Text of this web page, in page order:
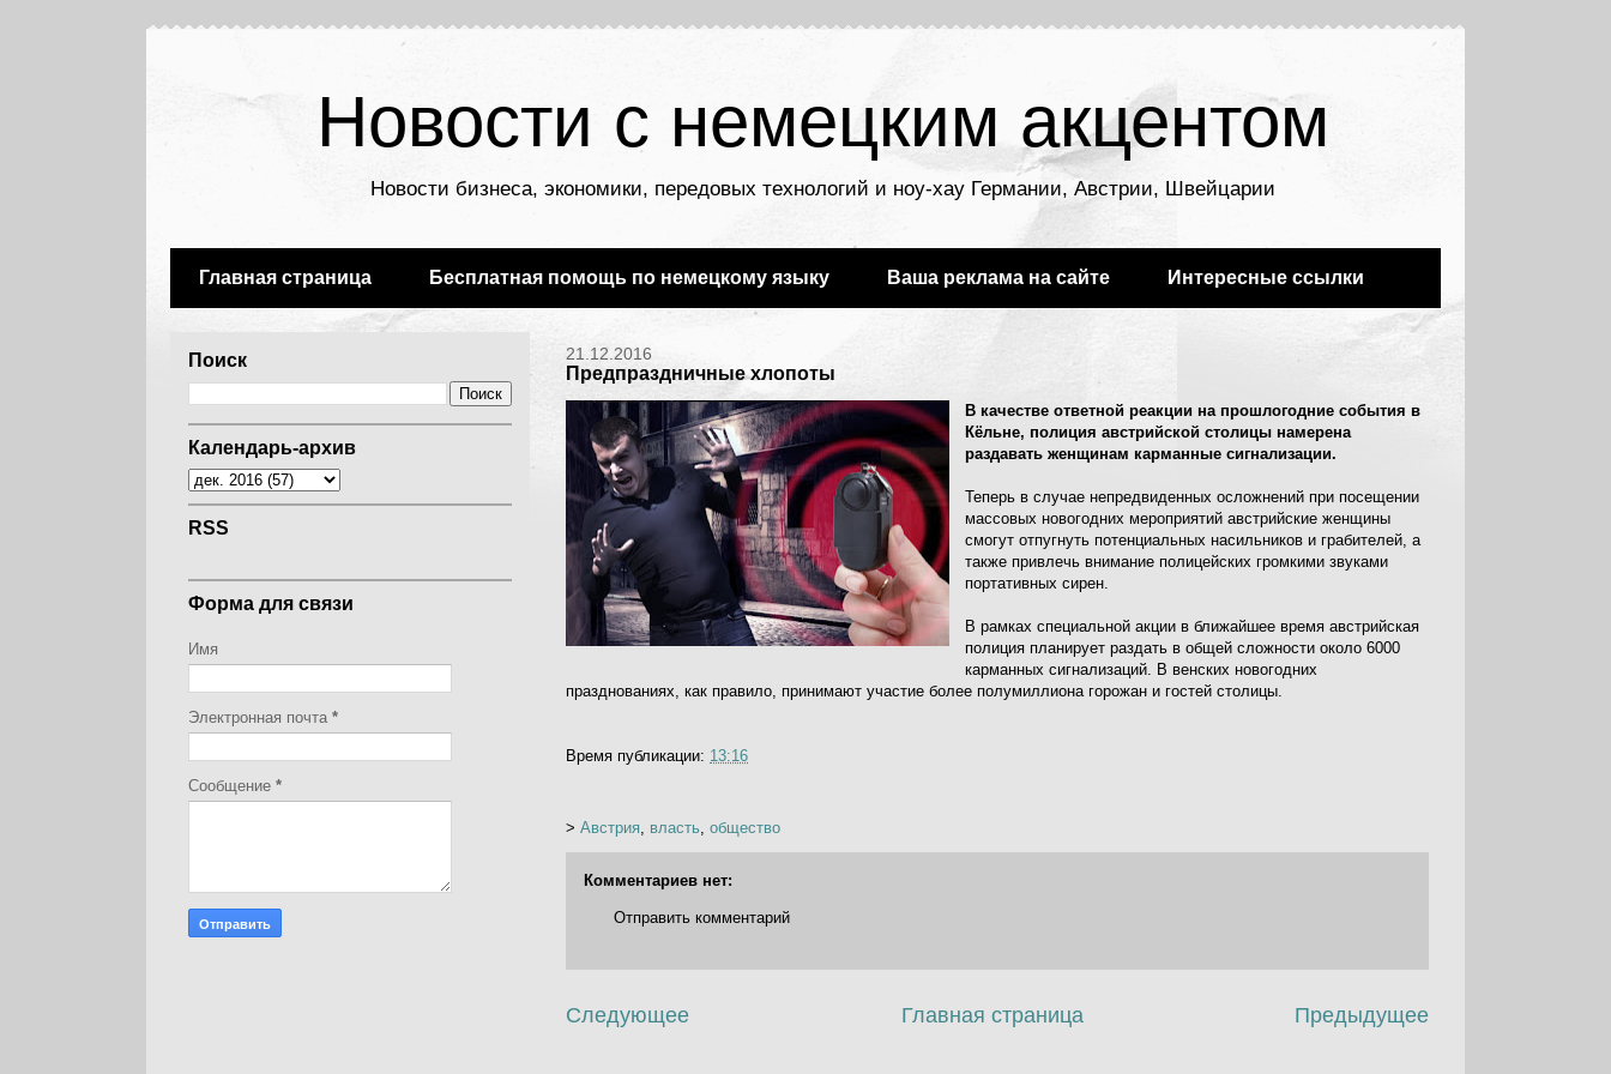
Новости с немецким акцентом
Новости бизнеса, экономики, передовых технологий и ноу-хау Германии, Австрии, Швейцарии
Главная страница Бесплатная помощь по немецкому языку Ваша реклама на сайте Интересные ссылки
21.12.2016
Предпраздничные хлопоты
В качестве ответной реакции на прошлогодние события в
Кёльне, полиция австрийской столицы намерена
раздавать женщинам карманные сигнализации.
Теперь в случае непредвиденных осложнений при посещении
массовых новогодних мероприятий австрийские женщины
смогут отпугнуть потенциальных насильников и грабителей, а
также привлечь внимание полицейских громкими звуками
портативных сирен.
В рамках специальной акции в ближайшее время австрийская
полиция планирует раздать в общей сложности около 6000
карманных сигнализаций. В венских новогодних
празднованиях, как правило, принимают участие более полумиллиона горожан и гостей столицы.
Время публикации: 13:16
> Австрия власть общество
Комментариев нет:
Отправить комментарий
Следующее Предыдущее
Главная страница
Поиск
Календарь-архив
RSS
Форма для связи
Имя
Электронная почта *
Сообщение *